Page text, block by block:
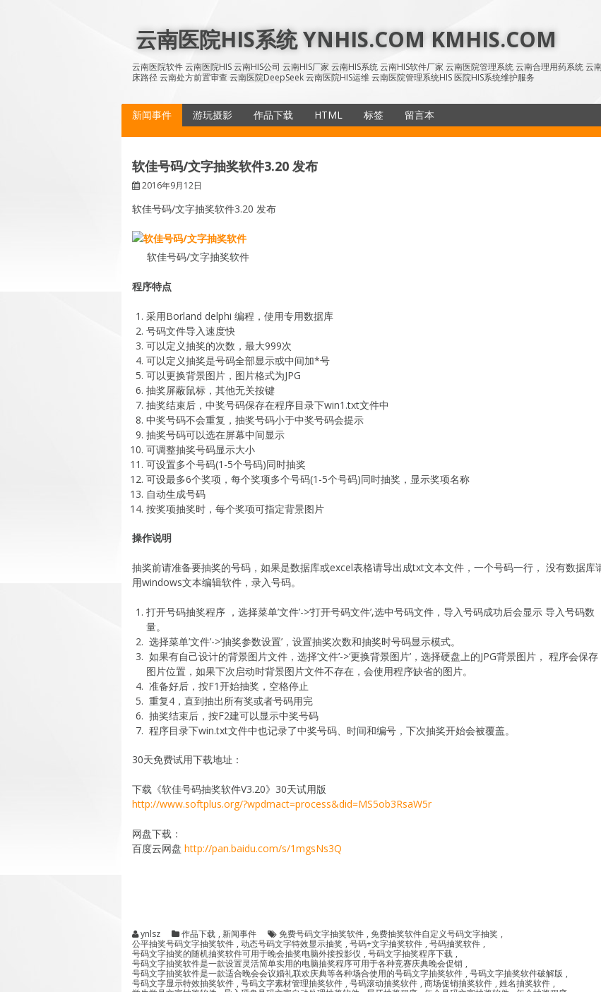
content
云南医院HIS系统 YNHIS.COM KMHIS.COM
云南医院软件 云南医院HIS 云南HIS公司 云南HIS厂家 云南HIS系统 云南HIS软件厂家 云南医院管理系统 云南合理用药系统
床路径 云南处方前置审查 云南医院DeepSeek 云南医院HIS运维 云南医院管理系统HIS 医院HIS系统维护服务
新闻事件 游玩摄影 作品下载
HTML
SiteMap
标签 留言本
软佳号码/文字抽奖软件3.20 发布
2016年9月12日
软佳号码/文字抽奖软件3.20 发布
软佳号码/文字抽奖软件
程序特点
采用Borland delphi 编程，使用专用数据库
号码文件导入速度快
可以定义抽奖的次数，最大999次
可以定义抽奖是号码全部显示或中间加*号
可以更换背景图片，图片格式为JPG
抽奖屏蔽鼠标，其他无关按键
抽奖结束后，中奖号码保存在程序目录下win1.txt文件中
中奖号码不会重复，抽奖号码小于中奖号码会提示
抽奖号码可以选在屏幕中间显示
可调整抽奖号码显示大小
可设置多个号码(1-5个号码)同时抽奖
可设最多6个奖项，每个奖项多个号码(1-5个号码)同时抽奖，显示奖项名称
自动生成号码
按奖项抽奖时，每个奖项可指定背景图片
操作说明
抽奖前请准备要抽奖的号码，如果是数据库或excel表格请导出成txt文本文件，一个号码一行， 没有数据库
用windows文本编辑软件，录入号码。
打开号码抽奖程序 ，选择菜单’文件’->‘打开号码文件’,选中号码文件，导入号码成功后会显示 导入号码数
量。
选择菜单’文件’->‘抽奖参数设置’，设置抽奖次数和抽奖时号码显示模式。
如果有自己设计的背景图片文件，选择’文件’->‘更换背景图片’，选择硬盘上的JPG背景图片， 程序会保存
图片位置，如果下次启动时背景图片文件不存在，会使用程序缺省的图片。
准备好后，按F1开始抽奖，空格停止
重复4，直到抽出所有奖或者号码用完
抽奖结束后，按F2建可以显示中奖号码
程序目录下win.txt文件中也记录了中奖号码、时间和编号，下次抽奖开始会被覆盖。
30天免费试用下载地址：
下载《软佳号码抽奖软件V3.20》30天试用版
http://www.softplus.org/?wpdmact=process&did=MS5ob3RsaW5r
网盘下载：
百度云网盘 http://pan.baidu.com/s/1mgsNs3Q
ynlsz 作品下载 , 新闻事件 免费号码文字抽奖软件 , 免费抽奖软件自定义号码文字抽奖 ,
公平抽奖号码文字抽奖软件 , 动态号码文字特效显示抽奖 , 号码+文字抽奖软件 , 号码抽奖软件 ,
号码文字抽奖的随机抽奖软件可用于晚会抽奖电脑外接投影仪 , 号码文字抽奖程序下载 ,
号码文字抽奖软件是一款设置灵活简单实用的电脑抽奖程序可用于各种竞赛庆典晚会促销 ,
号码文字抽奖软件是一款适合晚会会议婚礼联欢庆典等各种场合使用的号码文字抽奖软件 , 号码文字抽奖软件破解版 ,
号码文字显示特效抽奖软件 , 号码文字素材管理抽奖软件 , 号码滚动抽奖软件 , 商场促销抽奖软件 , 姓名抽奖软件 ,